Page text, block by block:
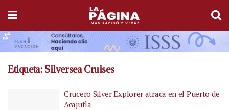
Etiqueta: Silversea Cruises
Crucero Silver Explorer atraca en el Puerto de
Acajutla